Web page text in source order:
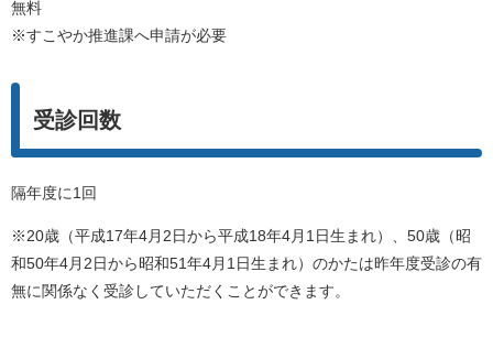
無料
※すこやか推進課へ申請が必要
受診回数
隔年度に1回
※20歳（平成17年4月2日から平成18年4月1日生まれ）、50歳（昭
和50年4月2日から昭和51年4月1日生まれ）のかたは昨年度受診の有
無に関係なく受診していただくことができます。